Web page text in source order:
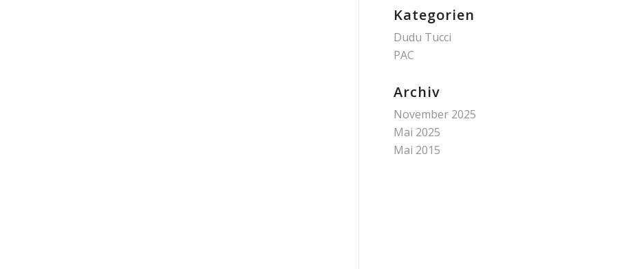
Kategorien
Dudu Tucci
PAC
Archiv
November 2025
Mai 2025
Mai 2015